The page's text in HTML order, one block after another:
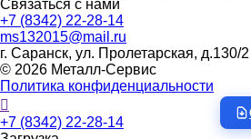
Связаться с нами
+7 (8342) 22-28-14
ms132015@mail.ru
г. Саранск, ул. Пролетарская, д.130/2
© 2026 Металл-Сервис
Политика конфиденциальности
+7 (8342) 22-28-14